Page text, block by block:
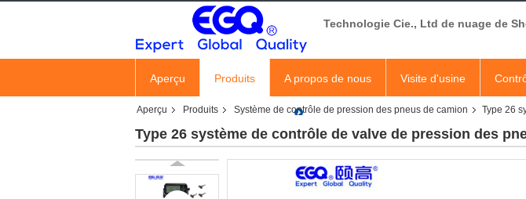
Technologie Cie., Ltd de nuage de
Aperçu Produits A propos de nous Visite d'usine
Aperçu Produits Système de contrôle de pression des pneus de camion Type 26
Type 26 système de contrôle de valve de pression des